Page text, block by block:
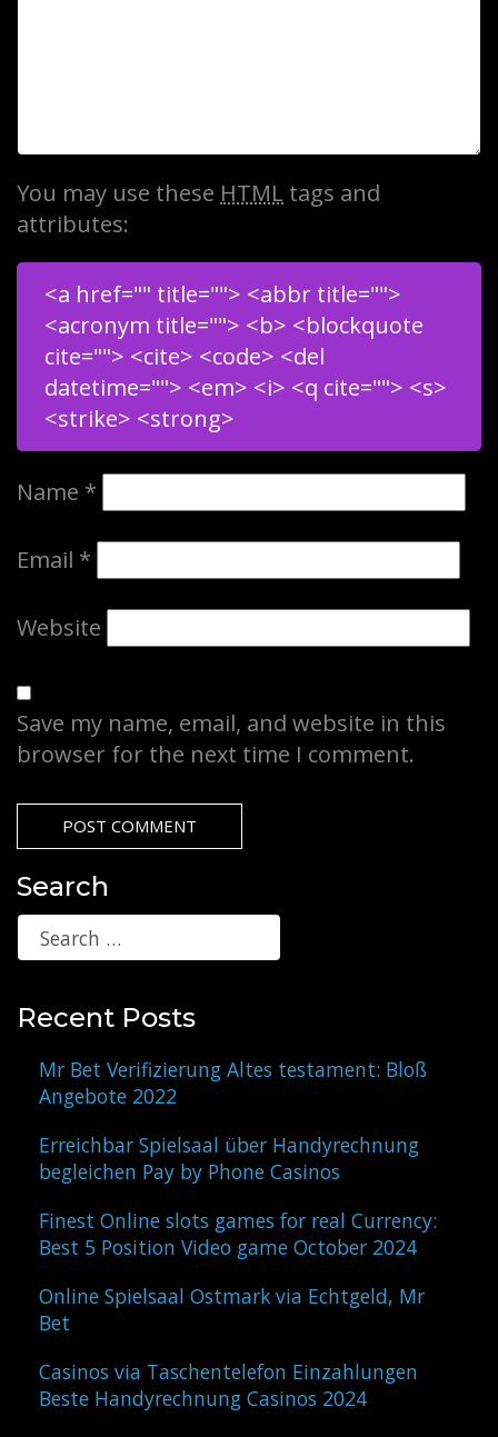
You may use these HTML tags and
attributes:
<a href="" title=""> <abbr title="">
<acronym title=""> <b> <blockquote
cite=""> <cite> <code> <del
datetime=""> <em> <i> <q cite=""> <s>
<strike> <strong>
Name *
Email *
Website
Save my name, email, and website in this
browser for the next time I comment.
Search
Recent Posts
Mr Bet Verifizierung Altes testament: Bloß
Angebote 2022
Erreichbar Spielsaal über Handyrechnung
begleichen Pay by Phone Casinos
Finest Online slots games for real Currency:
Best 5 Position Video game October 2024
Online Spielsaal Ostmark via Echtgeld, Mr
Bet
Casinos via Taschentelefon Einzahlungen
Beste Handyrechnung Casinos 2024